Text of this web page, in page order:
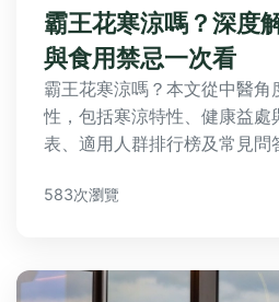
霸王花寒涼嗎？深度
與食用禁忌一次看
霸王花寒涼嗎？本文從中醫角
性，包括寒涼特性、健康益處
表、適用人群排行榜及常見問
583次瀏覽